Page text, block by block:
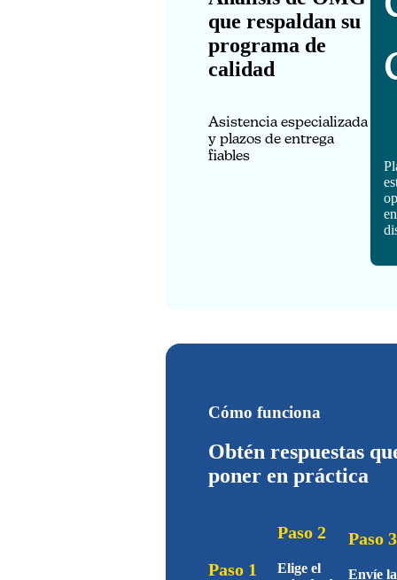
que respaldan su
programa de
calidad
Asistencia especializada
y plazos de entrega
fiables
Cómo funciona
Obtén respuestas
poner en práctica
Paso 1
Paso 2
Elige el
Paso 3
Envíe